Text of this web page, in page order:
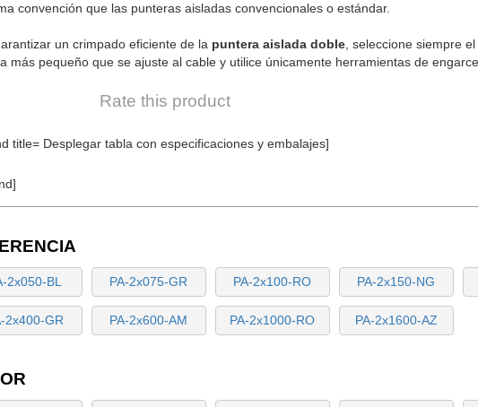
convención que las punteras aisladas convencionales o estándar.
un crimpado eficiente de la puntera aislada doble, seleccione siempre
más pequeño que se ajuste al cable y utilice únicamente herramientas de
Rate this product
title= Desplegar tabla con especificaciones y embalajes]
2x050-BL PA-2x075-GR PA-2x100-RO PA-2x150-NG
2x400-GR PA-2x600-AM PA-2x1000-RO PA-2x1600-AZ